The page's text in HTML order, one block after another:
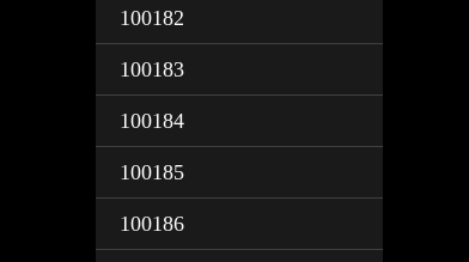
100182
100183
100184
100185
100186